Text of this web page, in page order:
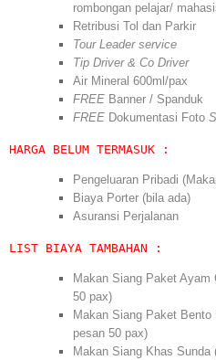
rombongan pelajar/
Retribusi Tol dan Parkir
Tour Leader service
Tip Driver & Co Driver
Air Mineral 600ml/pax
FREE Banner / Spanduk
FREE Dokumentasi Foto
HARGA BELUM TERMASUK :
Pengeluaran Pribadi
Biaya Porter (bila ada)
Asuransi Perjalanan
LIST BIAYA TAMBAHAN :
Makan Siang Paket
50 pax)
Makan Siang Paket
pesan 50 pax)
Makan Siang Khas